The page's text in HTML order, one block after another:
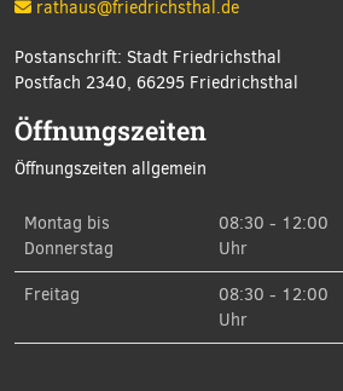
rathaus@friedrichsthal.de
Postanschrift: Stadt Friedrichsthal
Postfach 2340, 66295 Friedrichsthal
Öffnungszeiten
Öffnungszeiten allgemein
Montag bis
Donnerstag
08:30 - 12:00
Uhr
Freitag
08:30 - 12:00
Uhr